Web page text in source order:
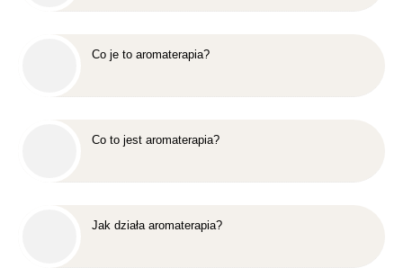
Co je to aromaterapia?
Co to jest aromaterapia?
Jak działa aromaterapia?